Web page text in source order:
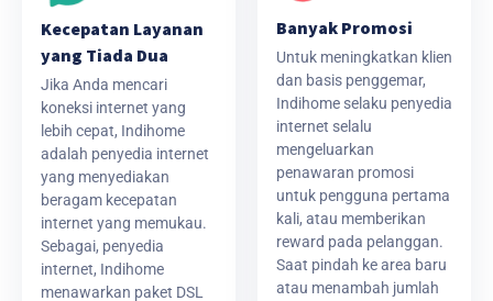
Kecepatan Layanan
yang Tiada Dua
Jika Anda mencari
koneksi internet yang
lebih cepat, Indihome
adalah penyedia internet
yang menyediakan
beragam kecepatan
internet yang memukau.
Sebagai, penyedia
internet, Indihome
menawarkan paket DSL
Banyak Promosi
Untuk meningkatkan klien
dan basis penggemar,
Indihome selaku penyedia
internet selalu
mengeluarkan
penawaran promosi
untuk pengguna pertama
kali, atau memberikan
reward pada pelanggan.
Saat pindah ke area baru
atau menambah jumlah